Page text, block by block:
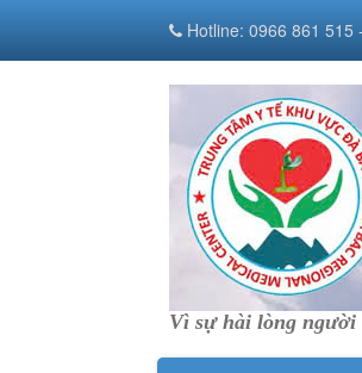
Vì sự hài lòng người
Hotline: 0966 861